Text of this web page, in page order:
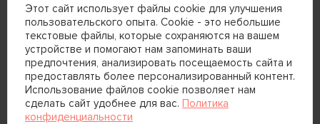
помещение 26Н, комната 103
ИНН 7813672570 КПП 781301001 ОГРН 1237800058870
Политика конфиденциальности
Политика обработки
персональных данных
Телефон для связи:
+7 (812) 200-99-98
+7 (812) 200-88-89
Этот сайт использует файлы cookie для улучшения
пользовательского опыта. Cookie - это небольшие
текстовые файлы, которые сохраняются на вашем
устройстве и помогают нам запоминать ваши
предпочтения, анализировать посещаемость сайта и
предоставлять более персонализированный контент.
Использование файлов cookie позволяет нам
сделать сайт удобнее для вас. Политика
конфиденциальности